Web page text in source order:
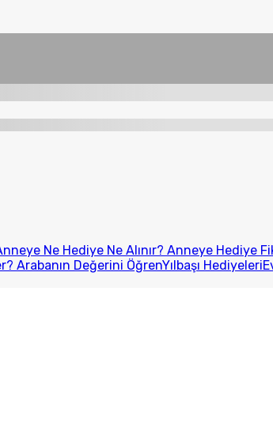
Ne Hediye Ne Alınır? Anneye Hediye
Arabanın Değerini ÖğrenYılbaşı Hediyeleri